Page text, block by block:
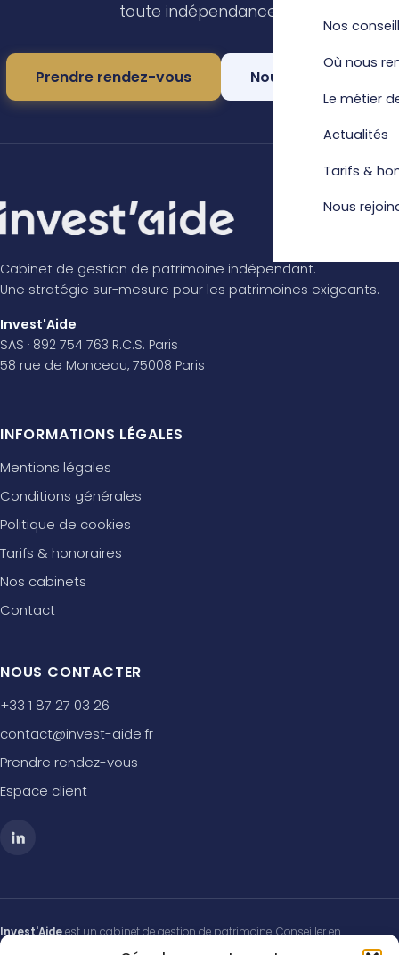
Nos
Où nous
Le métier
Actualités
Tarifs &
Nous
toute indépendance.
Prendre rendez-vous Nous contacter
Cabinet de gestion de patrimoine indépendant.
Une stratégie sur-mesure pour les patrimoines exigeants.
Invest'Aide
SAS · 892 754 763 R.C.S. Paris
58 rue de Monceau, 75008 Paris
INFORMATIONS LÉGALES
Mentions légales
Conditions générales
Politique de cookies
Tarifs & honoraires
Nos cabinets
Contact
NOUS CONTACTER
+33 1 87 27 03 26
contact@invest-aide.fr
Prendre rendez-vous
Espace client
Invest'Aideest un cabinet de gestion de patrimoine. Conseiller en
Investissements Financiers (CIF) membre de l'
, association